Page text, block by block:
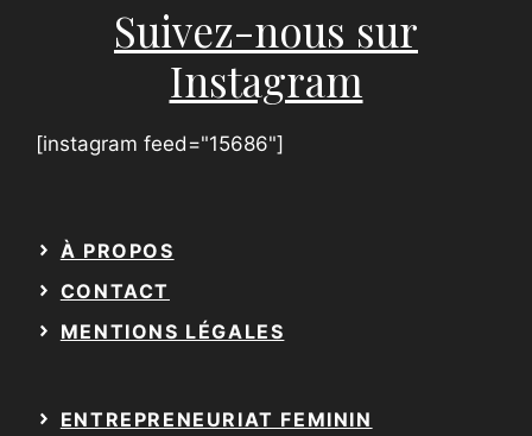
Suivez-nous sur
Instagram
[instagram feed="15686"]
À PROPOS
CONTACT
MENTIONS LÉGALES
ENTREPRENEURIAT FEMININ